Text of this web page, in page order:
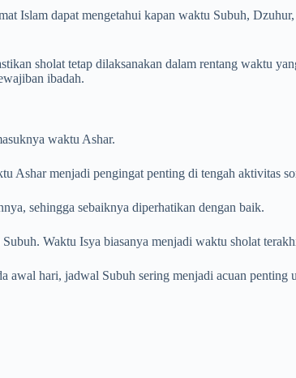
Islam dapat mengetahui kapan waktu Subuh,
sholat tetap dilaksanakan dalam rentang waktu
ibadah.
waktu Ashar.
Ashar menjadi pengingat penting di tengah aktivitas
sehingga sebaiknya diperhatikan dengan baik.
Waktu Isya biasanya menjadi waktu sholat
awal hari, jadwal Subuh sering menjadi acuan penting